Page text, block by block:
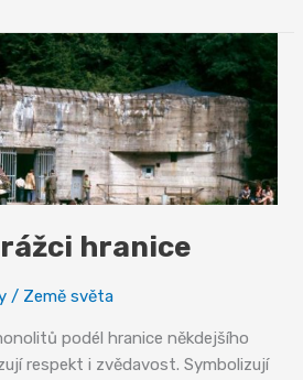
hranice
/ Země světa
podél hranice někdejšího
respekt i zvědavost. Symbolizují